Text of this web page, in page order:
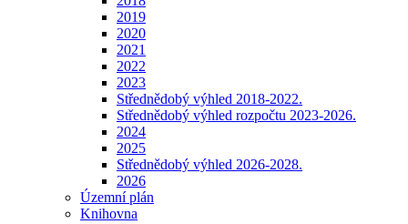
2019
2020
2021
2022
2023
Střednědobý výhled 2018-2022.
Střednědobý výhled rozpočtu 2023-2026.
2024
2025
Střednědobý výhled 2026-2028.
2026
Územní plán
Knihovna